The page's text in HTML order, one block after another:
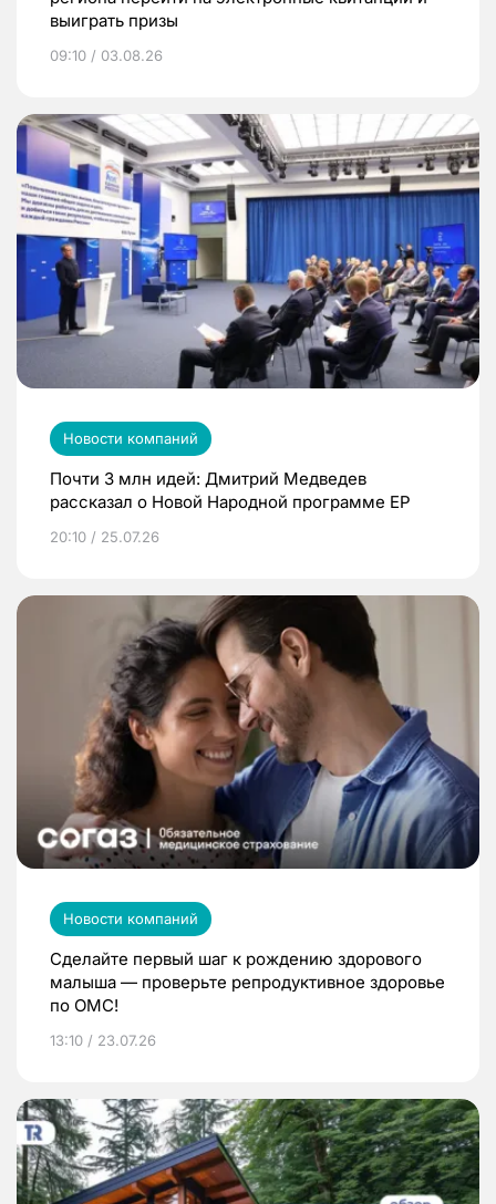
выиграть призы
09:10 / 03.08.26
Новости компаний
Почти 3 млн идей: Дмитрий Медведев
рассказал о Новой Народной программе ЕР
20:10 / 25.07.26
Новости компаний
Сделайте первый шаг к рождению здорового
малыша — проверьте репродуктивное здоровье
по ОМС!
13:10 / 23.07.26